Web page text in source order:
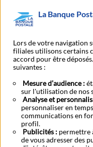
Mentions légales
CookiesGestion
Contestation et
Recherche
Alertes fraudes et points
Vider le cache de
La Banque
Lors de votre navigation
filiales utilisons certains
accord pour être
suivantes :
Mesure d’audience :
sur l'utilisation de nos
Analyse et
personnaliser en
communications en
profil.
Publicités : permettre
de vous adresser des